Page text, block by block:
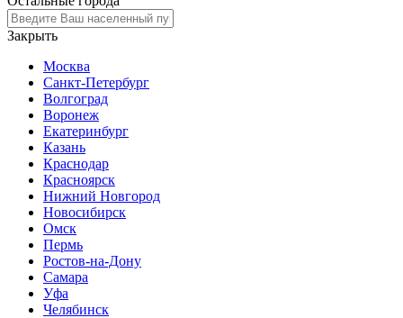
Закрыть
Москва
Санкт-Петербург
Волгоград
Воронеж
Екатеринбург
Казань
Краснодар
Красноярск
Нижний Новгород
Новосибирск
Омск
Пермь
Ростов-на-Дону
Самара
Уфа
Челябинск